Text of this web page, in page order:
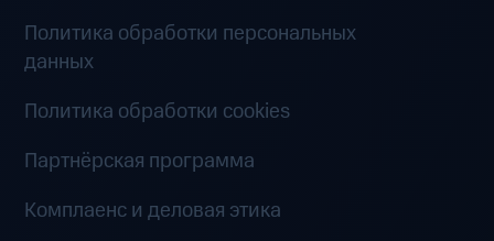
Политика обработки персональных
данных
Политика обработки cookies
Партнёрская программа
Комплаенс и деловая этика